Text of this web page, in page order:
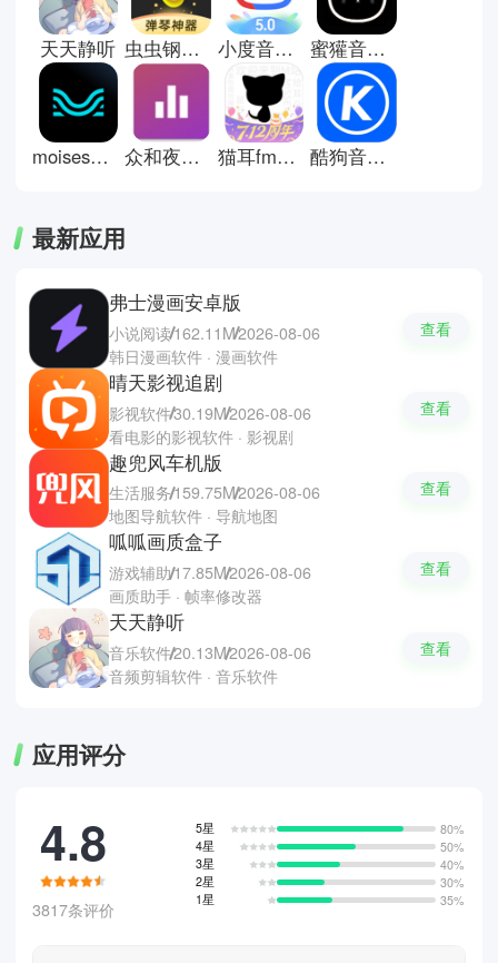
曲。用户可以探索排行榜、专辑和
电台，跟随兴趣发现新曲，也可以
同步跨设备播放，实现多场景听歌
体验，满足日常娱乐、学习或放松
的音乐需求。
天天静听 虫虫钢琴曲谱网 小度音箱app安卓版 蜜獾音乐2026
moises音频分离软件 众和夜雨音乐app 猫耳fm广播剧 酷狗音乐2026版
最新应用
弗士漫画安卓版
小说阅读162.11M2026-08-06
韩日漫画软件 · 漫画软件
查看
晴天影视追剧
影视软件30.19M2026-08-06
看电影的影视软件 · 影视剧
查看
趣兜风车机版
生活服务159.75M2026-08-06
地图导航软件 · 导航地图
查看
呱呱画质盒子
游戏辅助17.85M2026-08-06
画质助手 · 帧率修改器
查看
天天静听
音乐软件20.13M2026-08-06
音频剪辑软件 · 音乐软件
查看
应用评分
4.8
3817条评价
5星
80%
4星
50%
3星
40%
2星
30%
1星
35%